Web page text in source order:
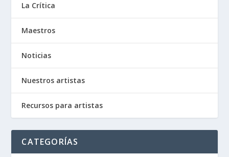
La Crítica
Maestros
Noticias
Nuestros artistas
Recursos para artistas
CATEGORÍAS